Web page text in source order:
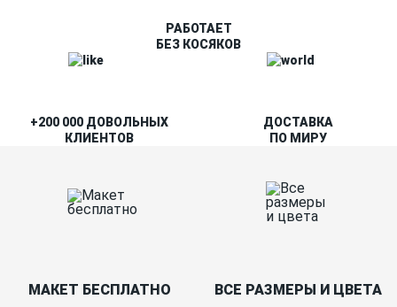
РАБОТАЕТ
БЕЗ КОСЯКОВ
+200 000 ДОВОЛЬНЫХ
КЛИЕНТОВ
ДОСТАВКА
ПО МИРУ
МАКЕТ БЕСПЛАТНО
ВСЕ РАЗМЕРЫ И ЦВЕТА